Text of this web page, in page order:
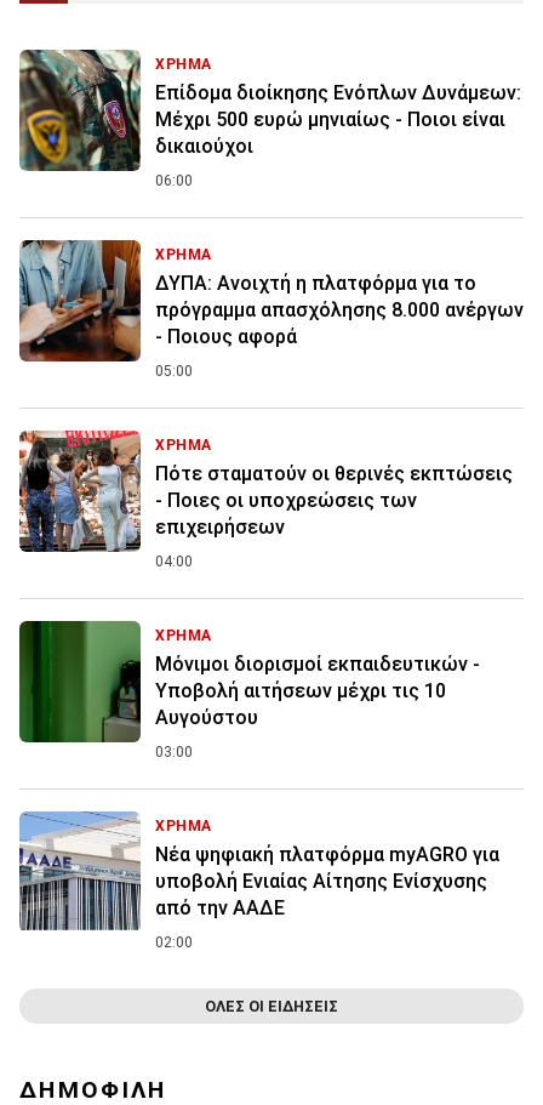
ΧΡΗΜΑ
Επίδομα διοίκησης Ενόπλων Δυνάμεων:
Μέχρι 500 ευρώ μηνιαίως - Ποιοι είναι
δικαιούχοι
06:00
ΧΡΗΜΑ
ΔΥΠΑ: Ανοιχτή η πλατφόρμα για το
πρόγραμμα απασχόλησης 8.000 ανέργων
- Ποιους αφορά
05:00
ΧΡΗΜΑ
Πότε σταματούν οι θερινές εκπτώσεις
- Ποιες οι υποχρεώσεις των
επιχειρήσεων
04:00
ΧΡΗΜΑ
Μόνιμοι διορισμοί εκπαιδευτικών -
Υποβολή αιτήσεων μέχρι τις 10
Αυγούστου
03:00
ΧΡΗΜΑ
Νέα ψηφιακή πλατφόρμα myAGRO για
υποβολή Ενιαίας Αίτησης Ενίσχυσης
από την ΑΑΔΕ
02:00
ΟΛΕΣ ΟΙ ΕΙΔΗΣΕΙΣ
ΔΗΜΟΦΙΛΗ